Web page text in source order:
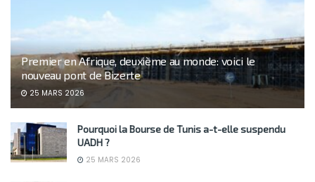
Premier en Afrique, deuxième au monde: voici le
nouveau pont de Bizerte
25 MARS 2026
Pourquoi la Bourse de Tunis a-t-elle suspendu
UADH ?
25 MARS 2026